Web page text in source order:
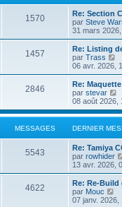
a
g
e
m
e
s
s
a
g
e
n
i
e
r
e
s
a
g
e
r
l
e
d
e
r
n
i
e
r
m
e
s
a
g
e
1570
Re: Section
par Steve
31 mars
1457
Re: Listing
par Trass
o
n
s
u
l
t
e
r
l
e
d
e
r
n
i
r
06 avr. 2026,
2846
Re:
par stevar
o
n
s
u
e
r
l
e
d
r
08 août 2026,
MESSAGES DERNIER
5543
Re: Tamiya
par rowhider
13 avr. 2026,
4622
Re: Re-Build
par Mouc
o
07 janv. 2026,